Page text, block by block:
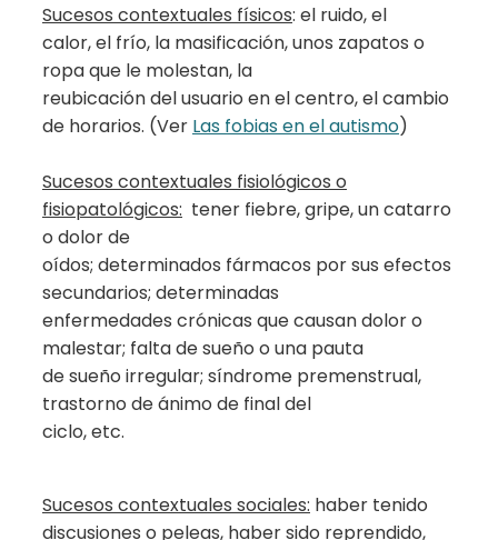
Sucesos contextuales físicos: el ruido, el
calor, el frío, la masificación, unos zapatos o
ropa que le molestan, la
reubicación del usuario en el centro, el cambio
de horarios. (Ver Las fobias en el autismo)
Sucesos contextuales fisiológicos o
fisiopatológicos: tener fiebre, gripe, un catarro
o dolor de
oídos; determinados fármacos por sus efectos
secundarios; determinadas
enfermedades crónicas que causan dolor o
malestar; falta de sueño o una pauta
de sueño irregular; síndrome premenstrual,
trastorno de ánimo de final del
ciclo, etc.
Sucesos contextuales sociales: haber tenido
discusiones o peleas, haber sido reprendido,